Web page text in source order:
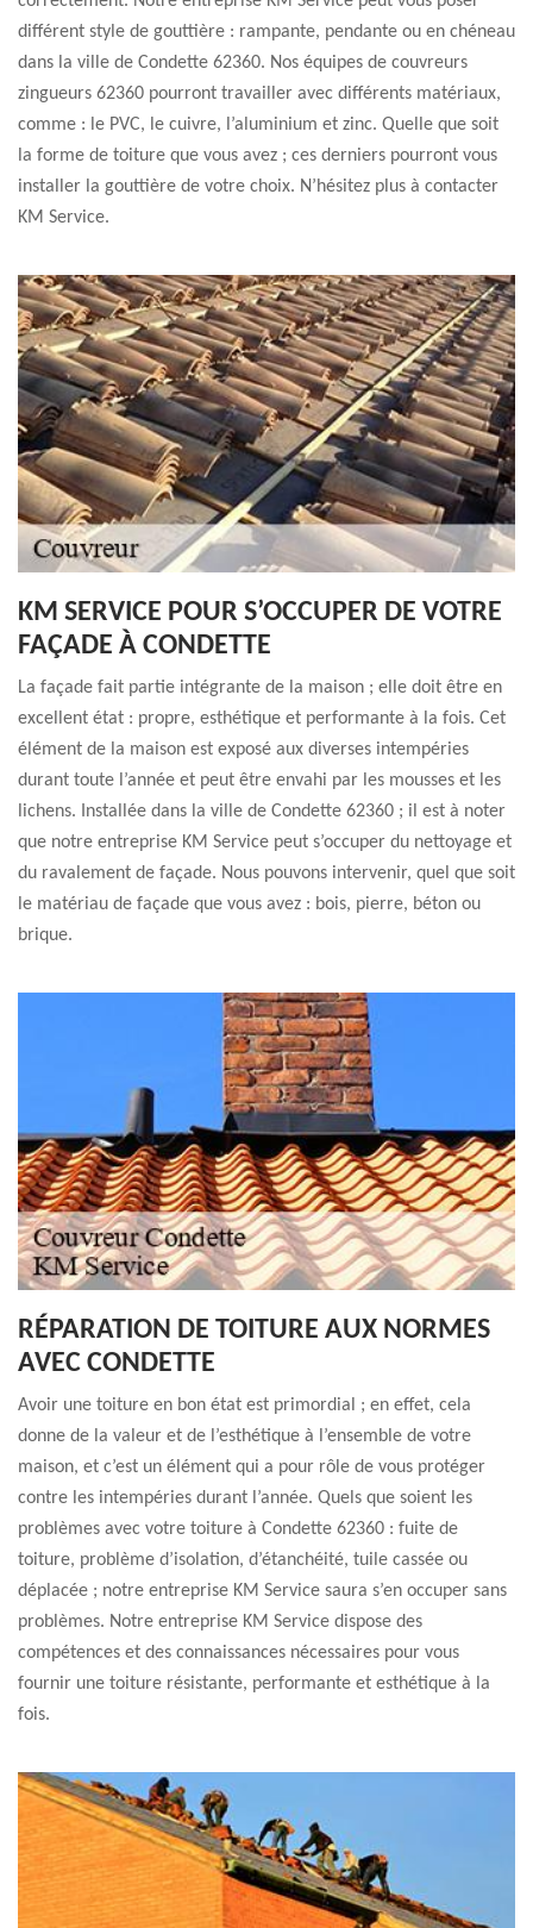
différent style de gouttière : rampante, pendante ou en chéneau
dans la ville de Condette 62360. Nos équipes de couvreurs
zingueurs 62360 pourront travailler avec différents matériaux,
comme : le PVC, le cuivre, l’aluminium et zinc. Quelle que soit
la forme de toiture que vous avez ; ces derniers pourront vous
installer la gouttière de votre choix. N’hésitez plus à contacter
KM Service.
KM SERVICE POUR S’OCCUPER DE VOTRE
FAÇADE À CONDETTE
La façade fait partie intégrante de la maison ; elle doit être en
excellent état : propre, esthétique et performante à la fois. Cet
élément de la maison est exposé aux diverses intempéries
durant toute l’année et peut être envahi par les mousses et les
lichens. Installée dans la ville de Condette 62360 ; il est à noter
que notre entreprise KM Service peut s’occuper du nettoyage et
du ravalement de façade. Nous pouvons intervenir, quel que soit
le matériau de façade que vous avez : bois, pierre, béton ou
brique.
RÉPARATION DE TOITURE AUX NORMES
AVEC CONDETTE
Avoir une toiture en bon état est primordial ; en effet, cela
donne de la valeur et de l’esthétique à l’ensemble de votre
maison, et c’est un élément qui a pour rôle de vous protéger
contre les intempéries durant l’année. Quels que soient les
problèmes avec votre toiture à Condette 62360 : fuite de
toiture, problème d’isolation, d’étanchéité, tuile cassée ou
déplacée ; notre entreprise KM Service saura s’en occuper sans
problèmes. Notre entreprise KM Service dispose des
compétences et des connaissances nécessaires pour vous
fournir une toiture résistante, performante et esthétique à la
fois.